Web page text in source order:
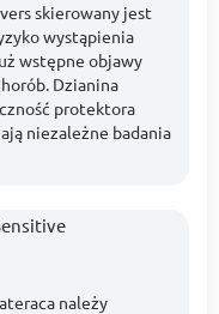
skierowany jest
wystąpienia
wstępne objawy
Dzianina
protektora
niezależne badania
należy